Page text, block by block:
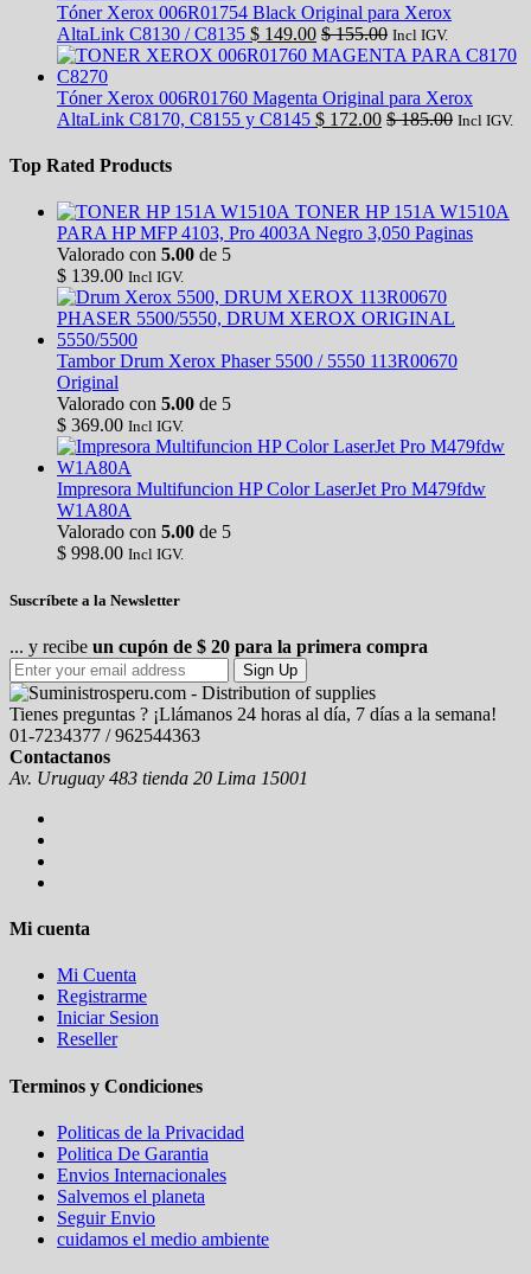
Tóner Xerox 006R01754 Black Original para Xerox
AltaLink C8130 / C8135 $ 149.00 $155.00 Incl IGV.
Tóner Xerox 006R01760 Magenta Original para Xerox
AltaLink C8170, C8155 y C8145 $ 172.00 $185.00 Incl IGV.
Top Rated Products
TONER HP 151A W1510A
PARA HP MFP 4103, Pro 4003A Negro 3,050 Paginas
Valorado con 5.00 de 5
$ 139.00 Incl IGV.
Tambor Drum Xerox Phaser 5500 / 5550 113R00670
Original
Valorado con 5.00 de 5
$ 369.00 Incl IGV.
Impresora Multifuncion HP Color LaserJet Pro M479fdw
W1A80A
Valorado con 5.00 de 5
$ 998.00 Incl IGV.
Suscríbete a la Newsletter
... y recibe un cupón de $ 20 para la primera compra
Sign Up
Tienes preguntas ? ¡Llámanos 24 horas al día, 7 días a la semana!
01-7234377 / 962544363
Contactanos
Av. Uruguay 483 tienda 20 Lima 15001
Mi cuenta
Mi Cuenta
Registrarme
Iniciar Sesion
Reseller
Terminos y Condiciones
Politicas de la Privacidad
Politica De Garantia
Envios Internacionales
Salvemos el planeta
Seguir Envio
cuidamos el medio ambiente